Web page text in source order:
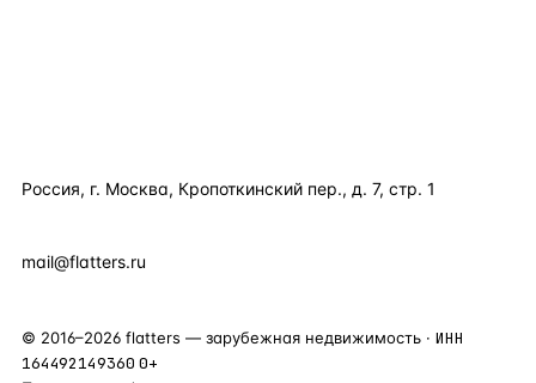
Россия, г. Москва, Кропоткинский пер., д. 7, стр. 1
mail@flatters.ru
© 2016–2026 flatters — зарубежная недвижимость · ИНН
164492149360 0+